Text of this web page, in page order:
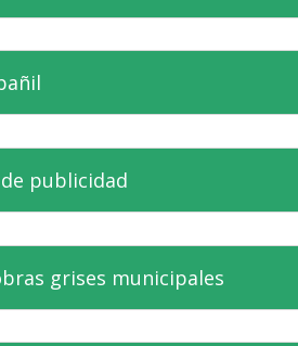
publicidad
grises municipales